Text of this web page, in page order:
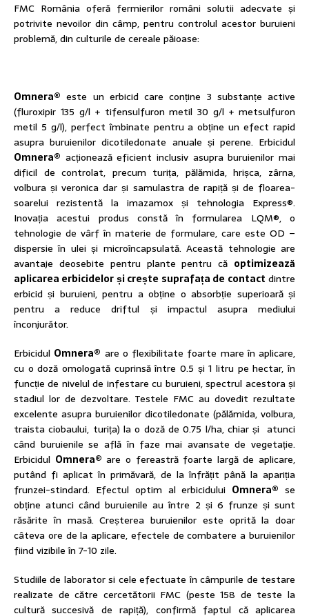
FMC România oferă fermierilor români solutii adecvate și
potrivite nevoilor din câmp, pentru controlul acestor buruieni
problemă, din culturile de cereale păioase:
Omnera® este un erbicid care conține 3 substanțe active
(fluroxipir 135 g/l + tifensulfuron metil 30 g/l + metsulfuron
metil 5 g/l), perfect îmbinate pentru a obține un efect rapid
asupra buruienilor dicotiledonate anuale și perene. Erbicidul
Omnera® acționează eficient inclusiv asupra buruienilor mai
dificil de controlat, precum turița, pălămida, hrișca, zârna,
volbura și veronica dar și samulastra de rapiță și de floarea-
soarelui rezistentă la imazamox și tehnologia Express®.
Inovația acestui produs constă în formularea LQM®, o
tehnologie de vârf în materie de formulare, care este OD –
dispersie în ulei și microîncapsulată. Această tehnologie are
avantaje deosebite pentru plante pentru că optimizează
aplicarea erbicidelor și crește suprafața de contact dintre
erbicid și buruieni, pentru a obține o absorbție superioară și
pentru a reduce driftul și impactul asupra mediului
înconjurător.
Erbicidul Omnera® are o flexibilitate foarte mare în aplicare,
cu o doză omologată cuprinsă între 0.5 și 1 litru pe hectar, în
funcție de nivelul de infestare cu buruieni, spectrul acestora și
stadiul lor de dezvoltare. Testele FMC au dovedit rezultate
excelente asupra buruienilor dicotiledonate (pălămida, volbura,
traista ciobaului, turița) la o doză de 0.75 l/ha, chiar și atunci
când buruienile se află în faze mai avansate de vegetație.
Erbicidul Omnera® are o fereastră foarte largă de aplicare,
putând fi aplicat în primăvară, de la înfrățit până la apariția
frunzei-stindard. Efectul optim al erbicidului Omnera® se
obține atunci când buruienile au între 2 și 6 frunze și sunt
răsărite în masă. Creșterea buruienilor este oprită la doar
câteva ore de la aplicare, efectele de combatere a buruienilor
fiind vizibile în 7-10 zile.
Studiile de laborator si cele efectuate în câmpurile de testare
realizate de către cercetătorii FMC (peste 158 de teste la
cultură succesivă de rapiță), confirmă faptul că aplicarea